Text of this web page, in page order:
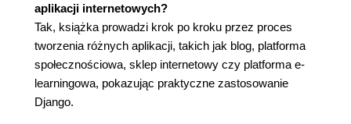
Współdzielenie postów przy użyciu wiadomości e-
mail 49
Tworzenie formularzy w Django 50
Obsługa formularzy w widokach 51
Wysyłanie wiadomości e-mail w Django 52
aplikacji internetowych?
Tak, książka prowadzi krok po kroku przez proces
tworzenia różnych aplikacji, takich jak blog, platforma
społecznościowa, sklep internetowy czy platforma e-
learningowa, pokazując praktyczne zastosowanie
Django.